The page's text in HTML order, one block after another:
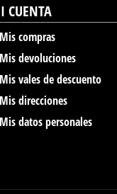
CUENTA
Mis compras
Mis devoluciones
Mis vales de descuento
Mis direcciones
Mis datos personales